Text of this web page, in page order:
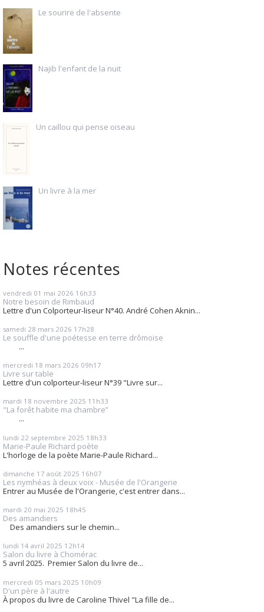
Le sourire de l'absente
Najib l'enfant de la nuit
Un caillou qui pense oiseau
Un livre à la mer
Notes récentes
vendredi 01 mai 2026 16h33
Notre besoin de Rimbaud
Lettre d'un Colporteur-liseur N°40. André Cohen Aknin...
samedi 28 mars 2026 17h28
Le souffle d'une poétesse en terre drômoise
...
mercredi 18 mars 2026 09h17
Livre sur table
Lettre d'un colporteur-liseur N°39 "Livre sur...
mardi 18 novembre 2025 11h33
"La forêt habite ma chambre”
...
lundi 22 septembre 2025 18h33
Marie-Paule Richard poète
L'horloge de la poète Marie-Paule Richard...
dimanche 17 août 2025 16h07
Les nymhéas à deux voix - Musée de l'Orangerie
Entrer au Musée de l'Orangerie, c'est entrer dans...
mardi 20 mai 2025 18h45
Des amandiers
Des amandiers sur le chemin...
lundi 14 avril 2025 12h14
Salon du livre à Chomérac
5 avril 2025. Premier Salon du livre de...
mercredi 05 mars 2025 10h09
D'un père à l'autre
À propos du livre de Caroline Thivel "La fille de...